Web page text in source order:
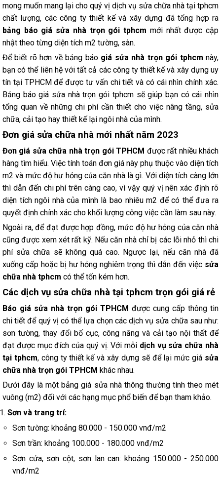
mong muốn mang lại cho quý vị dịch vụ sửa chữa nhà tại tphcm
chất lượng, các công ty thiết kế và xây dựng đã tổng hợp ra
bảng báo giá sửa nhà trọn gói tphcm mới nhất được cập
nhật theo từng diện tích m2 tường, sàn.
Để biết rõ hơn về bảng báogiá sửa nhà trọn gói tphcm này,
bạn có thể liên hệ với tất cả các công ty thiết kế và xây dựng uy
tín tại TPHCM để được tư vấn chi tiết và có cái nhìn chính xác.
Bảng báo giá sửa nhà trọn gói tphcm sẽ giúp bạn có cái nhìn
tổng quan về những chi phí cần thiết cho việc nâng tầng, sửa
chữa, cải tạo hay thiết kế lại ngôi nhà của mình.
Đơn giá sửa chữa nhà mới nhất năm 2023
Đơn giá sửa chữa nhà trọn gói TPHCM được rất nhiều khách
hàng tìm hiểu. Việc tính toán đơn giá này phụ thuộc vào diện tích
m2 và mức độ hư hỏng của căn nhà là gì. Với diện tích càng lớn
thì dẫn đến chi phí trên càng cao, vì vậy quý vị nên xác định rõ
diện tích ngôi nhà của mình là bao nhiêu m2 để có thể đưa ra
quyết định chính xác cho khối lượng công việc cần làm sau này.
Ngoài ra, để đạt được hợp đồng, mức độ hư hỏng của căn nhà
cũng được xem xét rất kỹ. Nếu căn nhà chỉ bị các lỗi nhỏ thì chi
phí sửa chữa sẽ không quá cao. Ngược lại, nếu căn nhà đã
xuống cấp hoặc bị hư hỏng nghiêm trọng thì dẫn đến việc sửa
chữa nhà tphcm có thể tốn kém hơn.
Các dịch vụ sửa chữa nhà tại tphcm trọn gói giá rẻ
Báo giá sửa nhà trọn gói TPHCM được cung cấp thông tin
chi tiết để quý vị có thể lựa chọn các dịch vụ sửa chữa sau như:
sơn tường, thay đổi bố cục, công năng và cải tạo nội thất để
đạt được mục đích của quý vị. Với mỗi dịch vụ sửa chữa nhà
tại tphcm, công ty thiết kế và xây dựng sẽ để lại mức giá sửa
chữa nhà trọn gói TPHCM khác nhau.
Dưới đây là một bảng giá sửa nhà thông thường tính theo mét
vuông (m2) đối với các hạng mục phổ biến để bạn tham khảo.
Sơn và trang trí:
Sơn tường: khoảng 80.000 - 150.000 vnđ/m2
Sơn trần: khoảng 100.000 - 180.000 vnđ/m2
Sơn cửa, sơn cột, sơn lan can: khoảng 150.000 - 250.000
vnđ/m2